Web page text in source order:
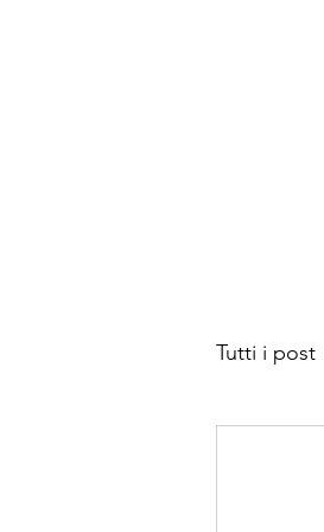
Tutti i post